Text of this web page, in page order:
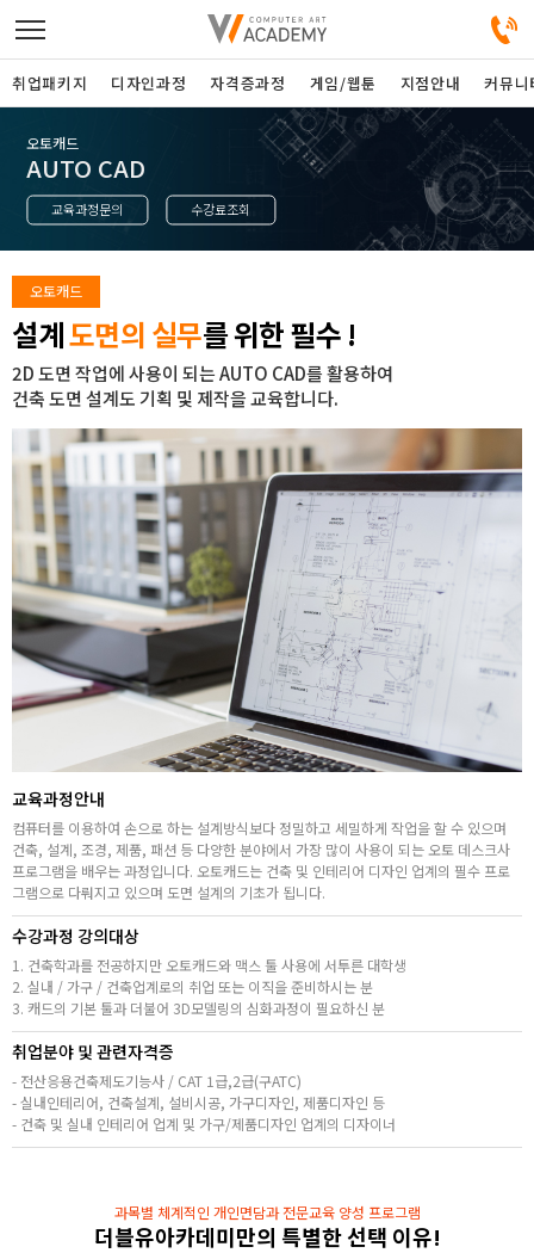
디자인정규과정
디자인단과과정
게임과정
자격증과정
커뮤니티
취업패키지
취업지원센터
고객상담센터
아카데미소개
지점별 홈페이지
취업패키지 디자인과정 자격증과정 게임/웹툰 지점안내 커뮤니
오토캐드
AUTO CAD
교육과정문의 수강료조회
오토캐드
설계도면의 실무를 위한 필수 !
2D 도면 작업에 사용이 되는 AUTO CAD를 활용하여
건축 도면 설계도 기획 및 제작을 교육합니다.
교육과정안내
컴퓨터를 이용하여 손으로 하는 설계방식보다 정밀하고 세밀하게 작업을 할 수 있으며
건축, 설계, 조경, 제품, 패션 등 다양한 분야에서 가장 많이 사용이 되는 오토 데스크사
프로그램을 배우는 과정입니다. 오토캐드는 건축 및 인테리어 디자인 업계의 필수 프로
그램으로 다뤄지고 있으며 도면 설계의 기초가 됩니다.
수강과정 강의대상
1. 건축학과를 전공하지만 오토캐드와 맥스 툴 사용에 서투른 대학생
2. 실내 / 가구 / 건축업계로의 취업 또는 이직을 준비하시는 분
3. 캐드의 기본 툴과 더불어 3D모델링의 심화과정이 필요하신 분
취업분야 및 관련자격증
- 전산응용건축제도기능사 / CAT 1급,2급(구ATC)
- 실내인테리어, 건축설계, 설비시공, 가구디자인, 제품디자인 등
- 건축 및 실내 인테리어 업계 및 가구/제품디자인 업계의 디자이너
과목별 체계적인 개인면담과 전문교육 양성 프로그램
더블유아카데미만의 특별한 선택 이유!